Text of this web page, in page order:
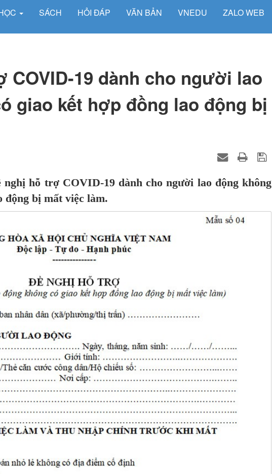
SÁCH HỎI ĐÁP VĂN BẢN VNEDU ZALO WEB
COVID-19 dành cho người lao
giao kết hợp đồng lao động bị
nghị hỗ trợ COVID-19 dành cho người lao động không
động bị mất việc làm.